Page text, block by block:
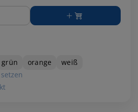
grün orange
weiß